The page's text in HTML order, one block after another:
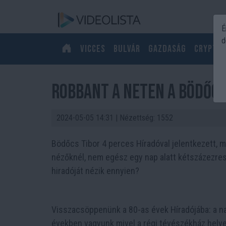
Vicces Bulvár Gazdaság Crypto
Robbant a neten a
2024-05-05 14:31 | Nézettség: 1552
Bödőcs Tibor 4 perces Híradóval jelentkezett,
nézőknél, nem egész egy nap alatt
hiradóját nézik ennyien?
Visszacsöppenünk a 80-as évek Híradójába: a
években vagyunk mivel a régi tévészékház